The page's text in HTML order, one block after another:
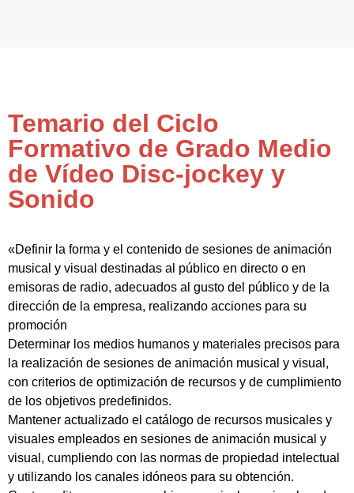
Temario del Ciclo
Formativo de Grado Medio
de Vídeo Disc-jockey y
Sonido
«Definir la forma y el contenido de sesiones de animación
musical y visual destinadas al público en directo o en
emisoras de radio, adecuados al gusto del público y de la
dirección de la empresa, realizando acciones para su
promoción
Determinar los medios humanos y materiales precisos para
la realización de sesiones de animación musical y visual,
con criterios de optimización de recursos y de cumplimiento
de los objetivos predefinidos.
Mantener actualizado el catálogo de recursos musicales y
visuales empleados en sesiones de animación musical y
visual, cumpliendo con las normas de propiedad intelectual
y utilizando los canales idóneos para su obtención.